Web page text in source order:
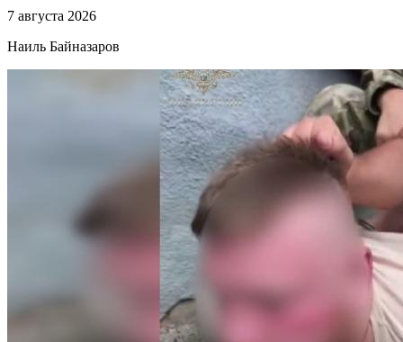
7 августа 2026
Наиль Байназаров